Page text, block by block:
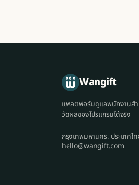
Wangift
แพลตฟอร์มดูแลพนักงานสำ
วัดผลของโปรแกรมได้จริง
กรุงเทพมหานคร, ประเทศไ
hello@wangift.com